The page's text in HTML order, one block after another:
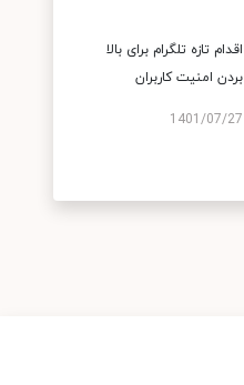
اقدام تازه تلگرام برای بالا
بردن امنیت کاربران
1401/07/27